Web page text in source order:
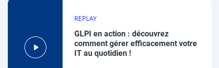
REPLAY
GLPI en action : découvrez
comment gérer efficacement votre
IT au quotidien !